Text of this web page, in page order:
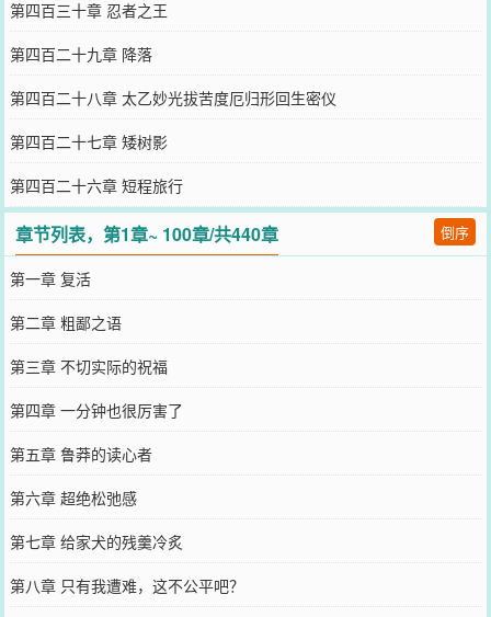
第四百三十章 忍者之王
第四百二十九章 降落
第四百二十八章 太乙妙光拔苦度厄归形回生密仪
第四百二十七章 矮树影
第四百二十六章 短程旅行
章节列表，第1章~ 100章/共440章 倒序
第一章 复活
第二章 粗鄙之语
第三章 不切实际的祝福
第四章 一分钟也很厉害了
第五章 鲁莽的读心者
第六章 超绝松弛感
第七章 给家犬的残羹冷炙
第八章 只有我遭难，这不公平吧？